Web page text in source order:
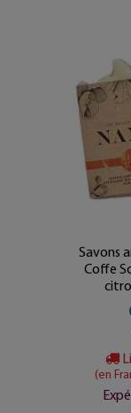
Savons
Coffe
(en